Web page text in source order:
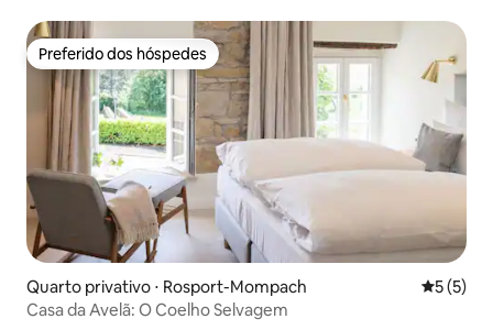
Preferido dos hóspedes
Preferido dos hóspedes
Quarto privativo ⋅ Rosport-Mompach 5 de
5 (5)
Casa da Avelã: O Coelho Selvagem